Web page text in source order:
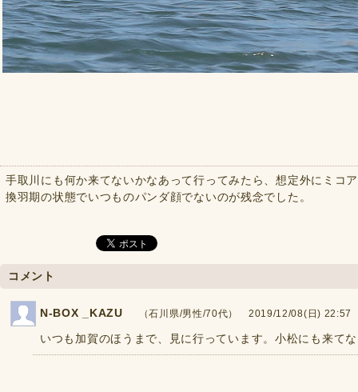
手取川にも何か来てないかなあって行ってみたら、想定外にミコ
換羽期の状態でいつものパンダ顔でないのが残念でした。
コメント
N-BOX _KAZU （石川県/男性/70代） 2019/12/08(日) 22:57
いつも加賀のほうまで、見に行っています。小松にも来て